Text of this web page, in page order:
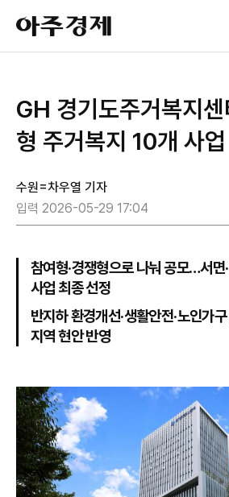
아
주
경
GH 경기도주거복지
형 주거복지 10개 사
수원=차우열 기자
입력 2026-05-29 17:04
참여형·경쟁형으로 나눠 공모…서면
사업 최종 선정
반지하 환경개선·생활안전·노인가
지역 현안 반영